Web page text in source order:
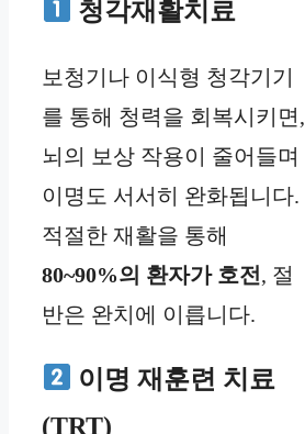
청각재활치료
보청기나 이식형 청각기기
를 통해 청력을 회복시키면,
뇌의 보상 작용이 줄어들며
이명도 서서히 완화됩니다.
적절한 재활을 통해
80~90%의 환자가 호전, 절
반은 완치에 이릅니다.
이명 재훈련 치료
(TRT)